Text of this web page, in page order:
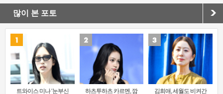
많이 본 포토
트와이스 미나 ‘눈부신
하츠투하츠 카르멘, 깜
김희애, 세월도 비켜간